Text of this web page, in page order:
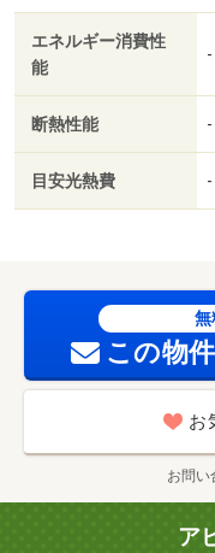
エネルギー消費性
能
-
断熱性能 -
目安光熱費 -
無
この物
お
お問い
ア